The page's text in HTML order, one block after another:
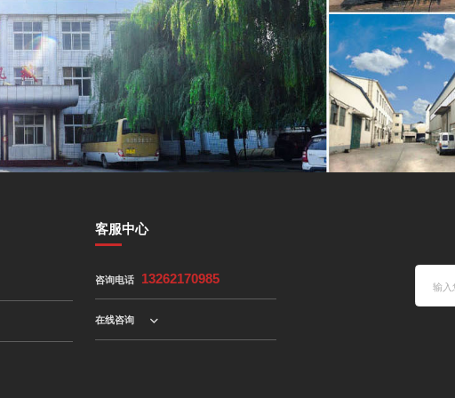
客服中心
咨询电话 13262170985
在线咨询